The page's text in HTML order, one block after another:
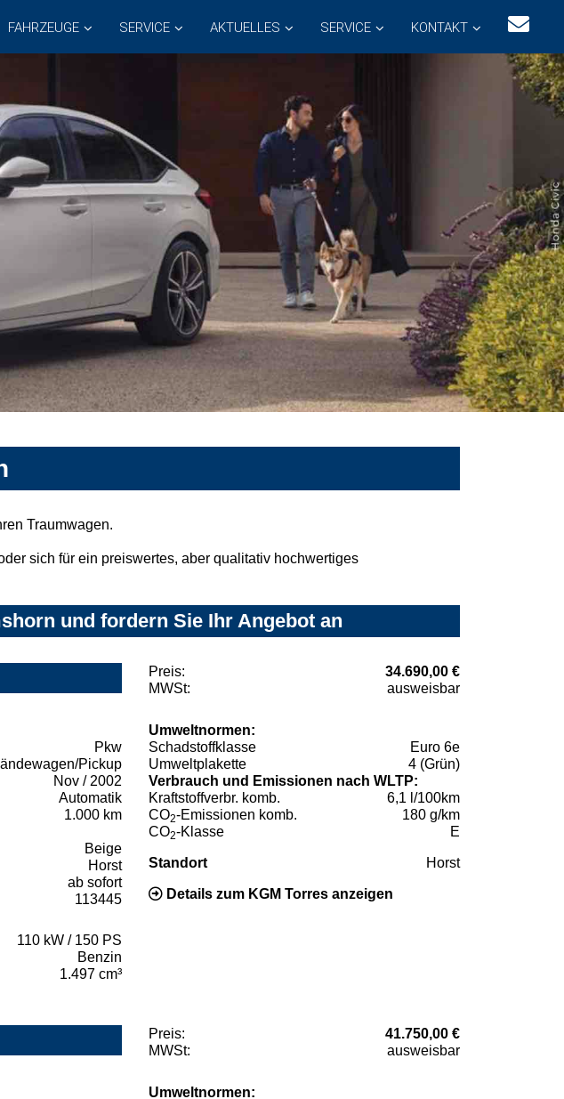
FAHRZEUGE SERVICE AKTUELLES SERVICE KONTAKT
Traumwagen.
sich für ein preiswertes, aber qualitativ hochwertiges
und fordern Sie Ihr Angebot an
Preis:
34.690,00 €
MWSt:
ausweisbar
Pkw
Pickup
Nov / 2002
Automatik
1.000 km
Beige
Horst
ab sofort
113445
110 kW / 150 PS
Benzin
1.497 cm³
Umweltnormen:
Schadstoffklasse
Euro 6e
Umweltplakette
4 (Grün)
Verbrauch und Emissionen nach WLTP:
Kraftstoffverbr. komb.
6,1 l/100km
CO2-Emissionen komb.
180 g/km
CO2-Klasse E
Standort Horst
Details zum KGM Torres anzeigen
Preis:
41.750,00 €
MWSt:
ausweisbar
Umweltnormen: